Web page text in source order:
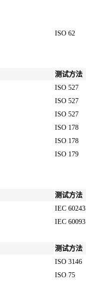
ISO 62
测试方法
ISO 527
ISO 527
ISO 527
ISO 178
ISO 178
ISO 179
测试方法
IEC 60243
IEC 60093
测试方法
ISO 3146
ISO 75